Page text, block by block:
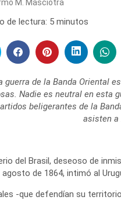
M. Masciotra
de lectura: 5 minutos
guerra de la Banda Oriental
Nadie es neutral en esta
beligerantes de la
asisten a
del Brasil, deseoso de
agosto de 1864, intimó al
-que defendían su